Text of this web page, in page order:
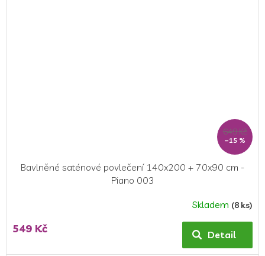
649 Kč
–15 %
Bavlněné saténové povlečení 140x200 + 70x90 cm -
Piano 003
produktu
Skladem (8 ks)
549 Kč Detail